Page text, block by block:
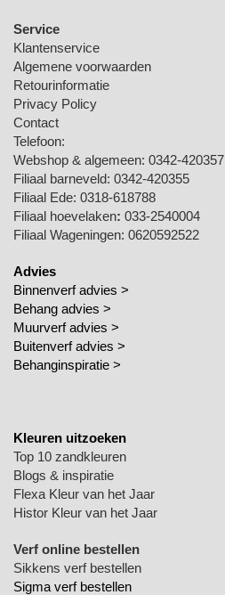
Service
Klantenservice
Algemene voorwaarden
Retourinformatie
Privacy Policy
Contact
Telefoon:
Webshop & algemeen: 0342-420357
Filiaal barneveld: 0342-420355
Filiaal Ede: 0318-618788
Filiaal hoevelaken: 033-2540004
Filiaal Wageningen: 0620592522
Advies
Binnenverf advies >
Behang advies >
Muurverf advies >
Buitenverf advies >
Behanginspiratie >
Kleuren uitzoeken
Top 10 zandkleuren
Blogs & inspiratie
Flexa Kleur van het Jaar
Histor Kleur van het Jaar
Verf online bestellen
Sikkens verf bestellen
Sigma verf bestellen